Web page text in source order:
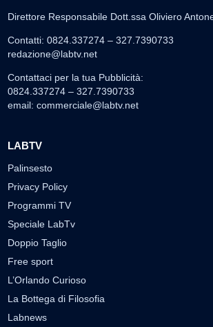
Direttore Responsabile Dott.ssa Oliviero
Contatti: 0824.337274 – 327.7390733
redazione@labtv.net
Contattaci per la tua Pubblicità:
0824.337274 – 327.7390733
email: commerciale@labtv.net
LABTV
Palinsesto
Privacy Policy
Programmi TV
Speciale LabTv
Doppio Taglio
Free sport
L’Orlando Curioso
La Bottega di Filosofia
Labnews